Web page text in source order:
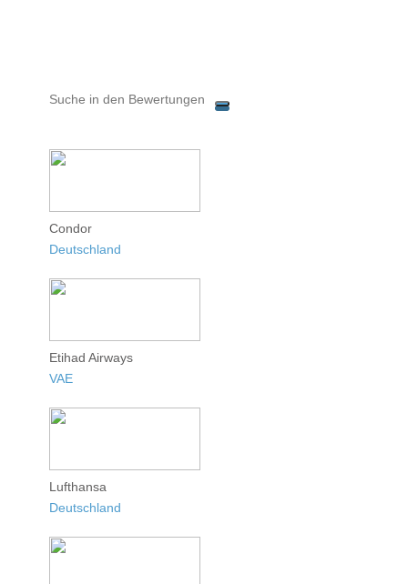
Condor
Deutschland
Etihad Airways
VAE
Lufthansa
Deutschland